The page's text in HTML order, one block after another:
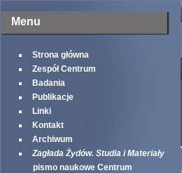
Menu
Strona główna
Zespół Centrum
Badania
Publikacje
Linki
Kontakt
Archiwum
Zagłada Żydów. Studia i Materiały
pismo naukowe Centrum